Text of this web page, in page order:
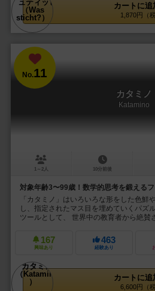
カートに追
1,870円（税
No.11
カタミノ
Katamino
1～2人 10分前後
対象年齢3〜99歳！数学的思考を鍛えるフ
「カタミノ」はいろいろな形をした色鮮
し、指定されたマス目を埋めていくパズ
ツールとして、 世界中の教育者から絶賛
167
興味あり
463
経験あり
カートに追
6,600円（税